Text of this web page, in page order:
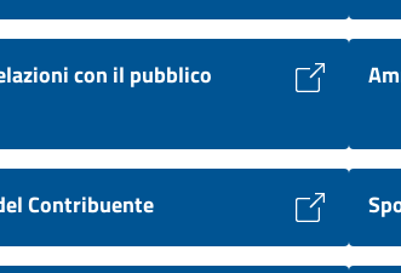
con il pubblico
Contribuente